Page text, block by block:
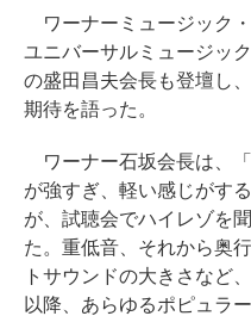
ワーナーミュージック・
ユニバーサルミュージッ
の盛田昌夫会長も登壇し
期待を語った。
ワーナー石坂会長は、
が強すぎ、軽い感じがす
が、試聴会でハイレゾを
た。重低音、それから奥
トサウンドの大きさなど
以降、あらゆるポピュラ